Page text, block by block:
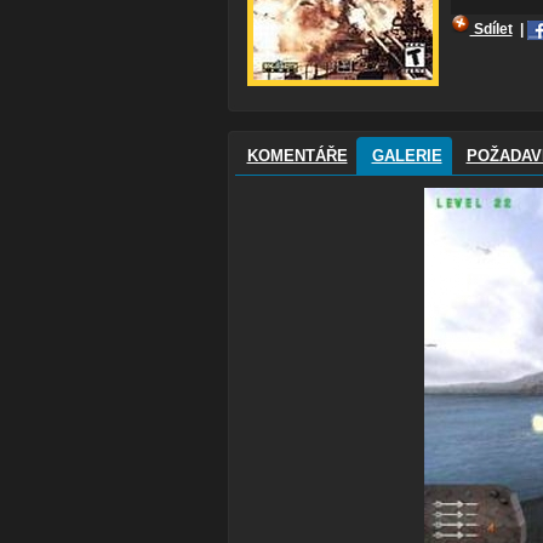
Sdílet
KOMENTÁŘE GALERIE